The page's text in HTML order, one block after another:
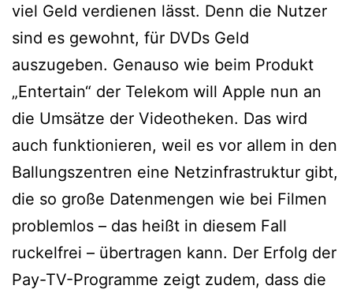
viel Geld verdienen lässt. Denn die Nutzer
sind es gewohnt, für DVDs Geld
auszugeben. Genauso wie beim Produkt
„Entertain“ der Telekom will Apple nun an
die Umsätze der Videotheken. Das wird
auch funktionieren, weil es vor allem in den
Ballungszentren eine Netzinfrastruktur gibt,
die so große Datenmengen wie bei Filmen
problemlos – das heißt in diesem Fall
ruckelfrei – übertragen kann. Der Erfolg der
Pay-TV-Programme zeigt zudem, dass die